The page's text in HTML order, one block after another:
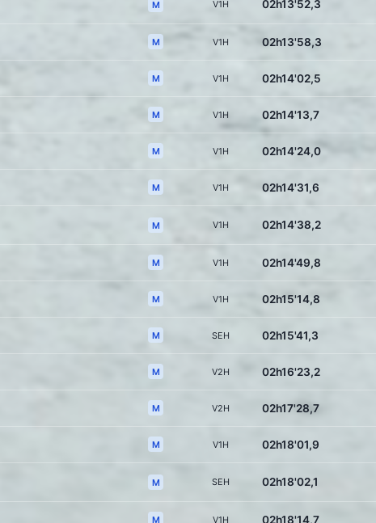
M V1H 02h13'52,3
M V1H 02h13'58,3
M V1H 02h14'02,5
M V1H 02h14'13,7
M V1H 02h14'24,0
M V1H 02h14'31,6
M V1H 02h14'38,2
M V1H 02h14'49,8
M V1H 02h15'14,8
M SEH 02h15'41,3
M V2H 02h16'23,2
M V2H 02h17'28,7
M V1H 02h18'01,9
M SEH 02h18'02,1
M V1H 02h18'14,7